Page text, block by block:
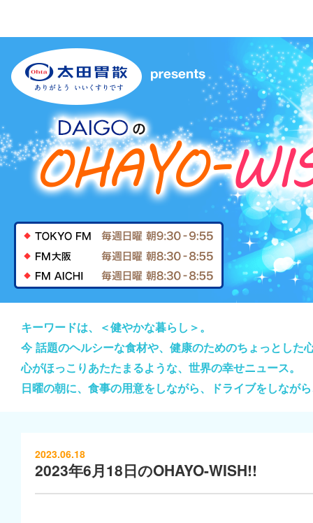
キーワードは、＜健やかな暮らし＞。
今 話題のヘルシーな食材や、健康のためのちょっとし
心がほっこりあたたまるような、世界の幸せニュース。
日曜の朝に、食事の用意をしながら、ドライブをしなが
2023.06.18
2023年6月18日のOHAYO-WISH!!